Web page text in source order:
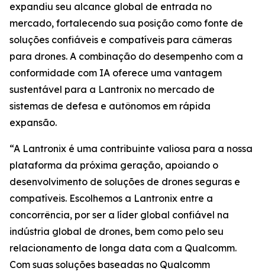
expandiu seu alcance global de entrada no
mercado, fortalecendo sua posição como fonte de
soluções confiáveis e compatíveis para câmeras
para drones. A combinação do desempenho com a
conformidade com IA oferece uma vantagem
sustentável para a Lantronix no mercado de
sistemas de defesa e autônomos em rápida
expansão.
“A Lantronix é uma contribuinte valiosa para a nossa
plataforma da próxima geração, apoiando o
desenvolvimento de soluções de drones seguras e
compatíveis. Escolhemos a Lantronix entre a
concorrência, por ser a líder global confiável na
indústria global de drones, bem como pelo seu
relacionamento de longa data com a Qualcomm.
Com suas soluções baseadas no Qualcomm